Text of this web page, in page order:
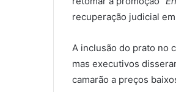
recuperação judicial
A inclusão do prato no
mas executivos
camarão a preços